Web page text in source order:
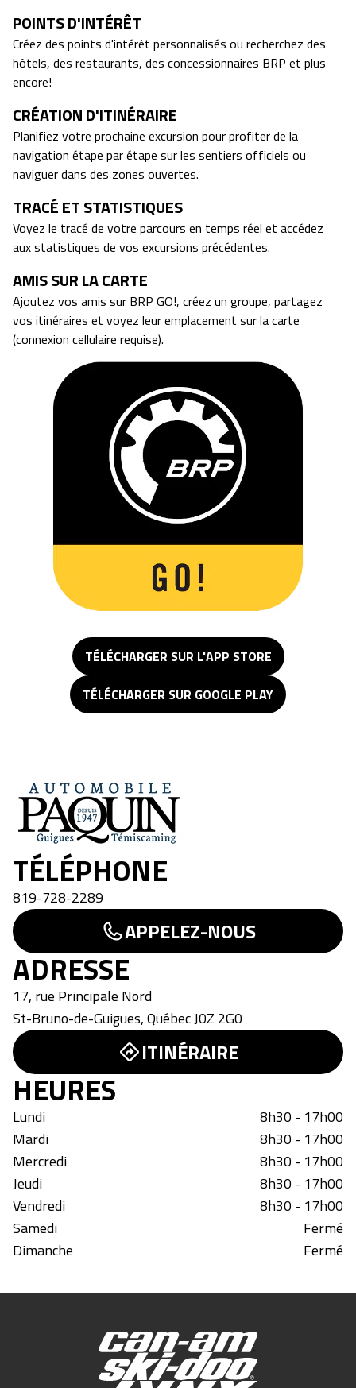
POINTS D'INTÉRÊT
Créez des points d'intérêt personnalisés ou recherchez des
hôtels, des restaurants, des concessionnaires BRP et plus
encore!
CRÉATION D'ITINÉRAIRE
Planifiez votre prochaine excursion pour profiter de la
navigation étape par étape sur les sentiers officiels ou
naviguer dans des zones ouvertes.
TRACÉ ET STATISTIQUES
Voyez le tracé de votre parcours en temps réel et accédez
aux statistiques de vos excursions précédentes.
AMIS SUR LA CARTE
Ajoutez vos amis sur BRP GO!, créez un groupe, partagez
vos itinéraires et voyez leur emplacement sur la carte
(connexion cellulaire requise).
TÉLÉCHARGER SUR L'APP STORE
TÉLÉCHARGER SUR GOOGLE PLAY
Paquin Recreatif
TÉLÉPHONE
819-728-2289
APPELEZ-NOUS
ADRESSE
17, rue Principale Nord
St-Bruno-de-Guigues,QuébecJ0Z 2G0
ITINÉRAIRE
HEURES
Lundi
8h30 - 17h00
Mardi
8h30 - 17h00
Mercredi
8h30 - 17h00
Jeudi
8h30 - 17h00
Vendredi
8h30 - 17h00
Samedi
Fermé
Dimanche
Fermé